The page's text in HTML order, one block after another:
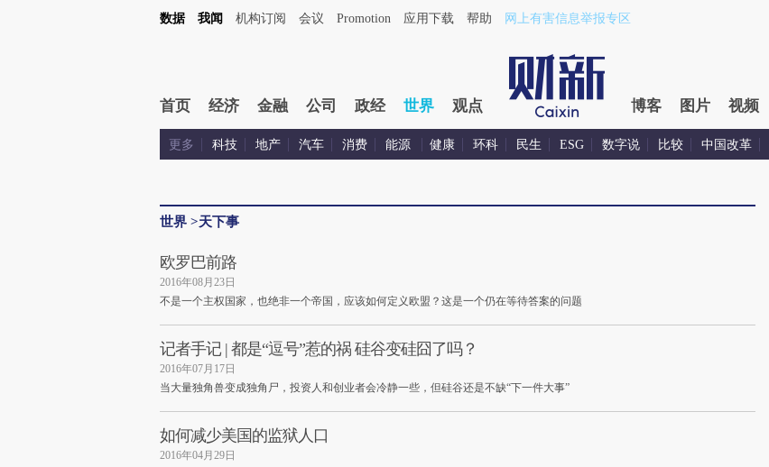
数据 我闻 机构订阅 会议 Promotion 应用下载 帮助 网上有害信息举报专区
首页 经济 金融 公司 政经 世界 观点 博客 图片 视频
更多 科技 地产 汽车 消费 能源 健康 环科 民生 ESG 数字说 比较 中国改革
世界 >天下事
欧罗巴前路
2016年08月23日
不是一个主权国家，也绝非一个帝国，应该如何定义欧盟？这是一个仍在等待答案的问题
记者手记 | 都是“逗号”惹的祸 硅谷变硅囧了吗？
2016年07月17日
当大量独角兽变成独角尸，投资人和创业者会冷静一些，但硅谷还是不缺“下一件大事”
如何减少美国的监狱人口
2016年04月29日